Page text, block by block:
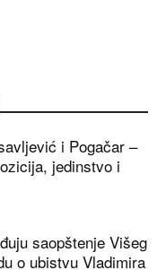
i Pogačar –
jedinstvo i
saopštenje Višeg
o ubistvu Vladimira